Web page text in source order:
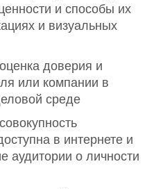
и способы их
и визуальных
доверия и
или компании в
среде
в интернете и
аудитории о личности